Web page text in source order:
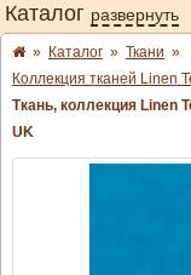
Каталог развернуть
» Каталог » Ткани »
Коллекция тканей Linen
Ткань, коллекция Linen
UK